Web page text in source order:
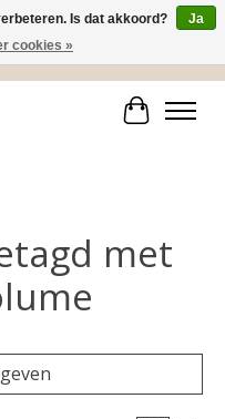
besteld, wordt dezelfde dag
met
Is dat akkoord?
Ja
cookies »